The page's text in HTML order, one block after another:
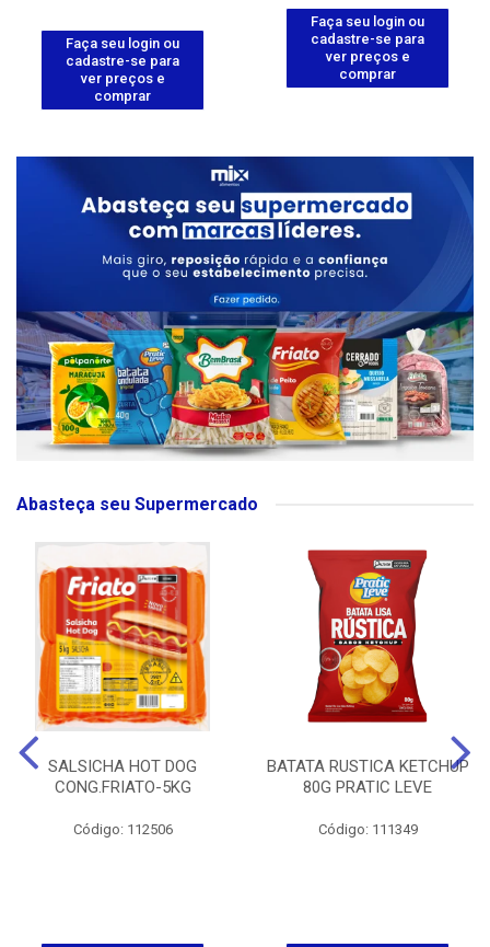
Faça seu login ou
cadastre-se para
ver preços e
comprar
Faça seu login ou
cadastre-se para
ver preços e
comprar
Abasteça seu Supermercado
SALSICHA HOT DOG
CONG.FRIATO-5KG
Código: 112506
BATATA RUSTICA KETCHUP
80G PRATIC LEVE
Código: 111349